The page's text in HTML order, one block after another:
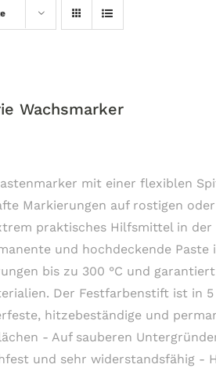
Wachsmarker
mit einer flexiblen
Markierungen auf rostigen
praktisches Hilfsmittel in
und hochdeckende
bis zu 300 °C und
Der Festfarbenstift ist in
hitzebeständige und
- Auf sauberen
und sehr widerstandsfähig -